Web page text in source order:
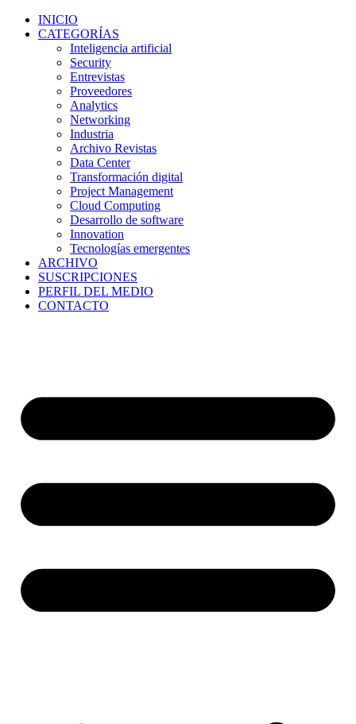
INICIO
CATEGORÍAS
Inteligencia artificial
Security
Entrevistas
Proveedores
Analytics
Networking
Industria
Archivo Revistas
Data Center
Transformación digital
Project Management
Cloud Computing
Desarrollo de software
Innovation
Tecnologías emergentes
ARCHIVO
SUSCRIPCIONES
PERFIL DEL MEDIO
CONTACTO